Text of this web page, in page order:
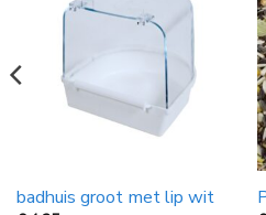
badhuis groot met lip wit